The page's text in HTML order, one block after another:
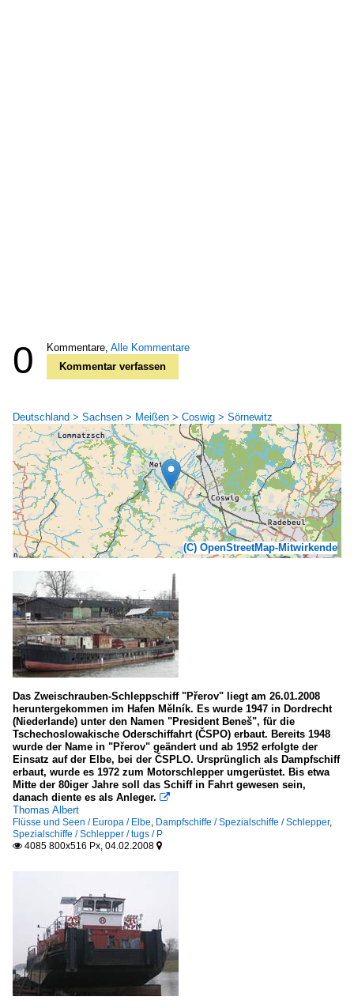
0 Kommentare, Alle Kommentare
Kommentar verfassen
Deutschland > Sachsen > Meißen > Coswig > Sörnewitz
(C) OpenStreetMap-Mitwirkende
Das Zweischrauben-Schleppschiff "Přerov" liegt am 26.01.2008
heruntergekommen im Hafen Mělník. Es wurde 1947 in Dordrecht
(Niederlande) unter den Namen "President Beneš", für die
Tschechoslowakische Oderschiffahrt (ČSPO) erbaut. Bereits 1948
wurde der Name in "Přerov" geändert und ab 1952 erfolgte der
Einsatz auf der Elbe, bei der ČSPLO. Ursprünglich als Dampfschiff
erbaut, wurde es 1972 zum Motorschlepper umgerüstet. Bis etwa
Mitte der 80iger Jahre soll das Schiff in Fahrt gewesen sein,
danach diente es als Anleger. 
Thomas Albert
Flüsse und Seen / Europa / Elbe, Dampfschiffe / Spezialschiffe / Schlepper,
Spezialschiffe / Schlepper / tugs / P
 4085 800x516 Px, 04.02.2008 